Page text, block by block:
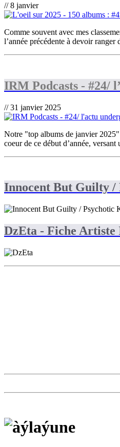
// 8 janvier
Comme souvent avec mes
l’année précédente à devoir ranger
IRM Podcasts - #24/
// 31 janvier 2025
Notre "top albums de janvier
coeur de ce début d’année,
Innocent But Guilty /
DzEta - Fiche Artiste